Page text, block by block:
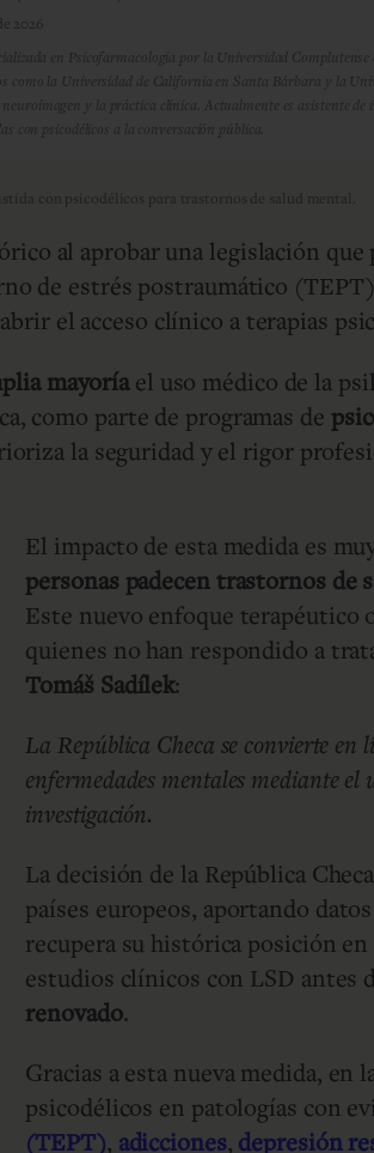
2026
en Psicofarmacología por la Universidad
la Universidad de California en Santa Bárbara y la
y la práctica clínica. Actualmente es asistente
con psicodélicos a la conversación pública.
con psicodélicos para trastornos de salud mental.
al aprobar una legislación
de estrés postraumático
el acceso clínico a terapias
mayoríael uso médico de la
como parte de programas de
la seguridad y el rigor
El impacto de esta medida es
personas padecen trastornos de
Este nuevo enfoque terapéutico
quienes no han respondido a
Tomáš Sadílek:
La República Checa se convierte
enfermedades mentales mediante
investigación.
La decisión de la República
países europeos, aportando
recupera su histórica posición
estudios clínicos con LSD antes
renovado.
Gracias a esta nueva medida, en
psicodélicos en patologías con
(TEPT), adicciones, depresión